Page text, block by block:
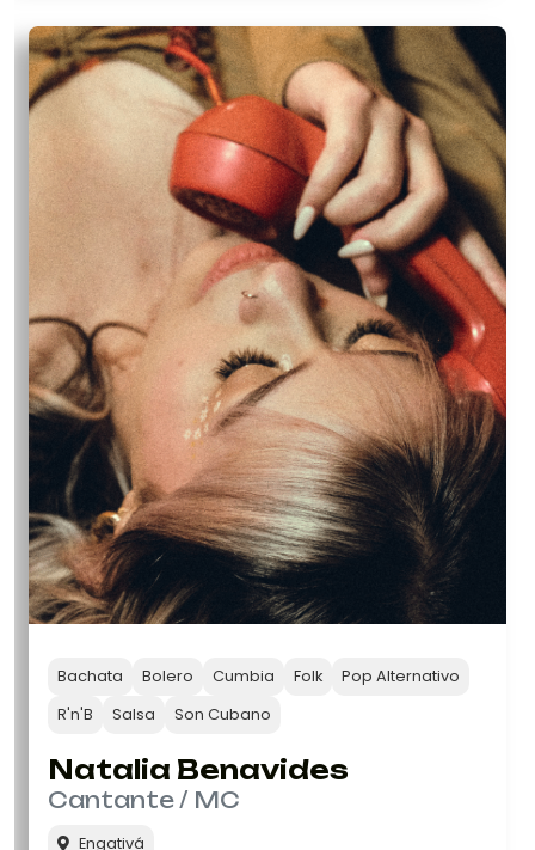
Bachata Bolero Cumbia Folk
Pop Alternativo
R'n'B
Salsa Son Cubano
Natalia Benavides
Cantante / MC
Engativá